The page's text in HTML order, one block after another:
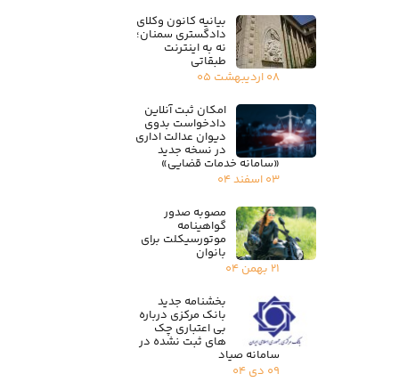
بیانیه کانون وکلای
دادگستری سمنان؛
نه به اینترنت
طبقاتی
۰۸ اردیبهشت ۰۵
امکان ثبت آنلاین
دادخواست بدوی
دیوان عدالت اداری
در نسخه جدید
«سامانه خدمات قضایی»
۰۳ اسفند ۰۴
مصوبه صدور
گواهینامه
موتورسیکلت برای
بانوان
۲۱ بهمن ۰۴
بخشنامه جدید
بانک مرکزی درباره
بی اعتباری چک
های ثبت نشده در
سامانه صیاد
۰۹ دی ۰۴